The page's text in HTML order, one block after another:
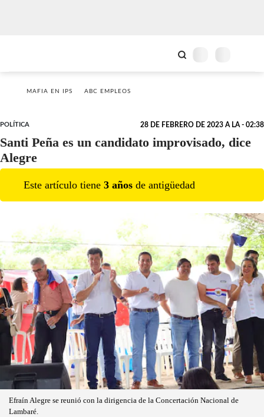
MAFIA EN IPS ABC EMPLEOS
POLÍTICA 28 DE FEBRERO DE 2023 A LA - 02:38
Santi Peña es un candidato improvisado, dice
Alegre
Este artículo tiene 3 años de antigüedad
Efraín Alegre se reunió con la dirigencia de la Concertación Nacional de
Lambaré.